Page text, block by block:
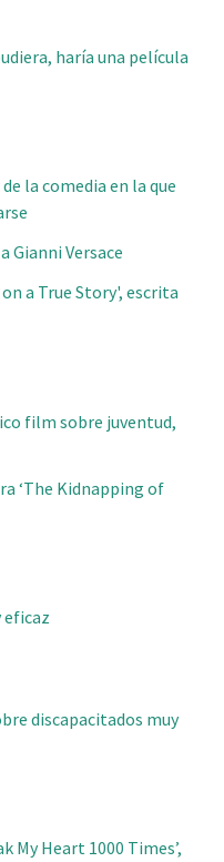
haría una película
la comedia en la que
Gianni Versace
a True Story', escrita
film sobre juventud,
‘The Kidnapping of
discapacitados muy
My Heart 1000 Times’,